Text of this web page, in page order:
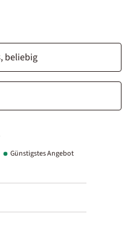
Günstigstes Angebot